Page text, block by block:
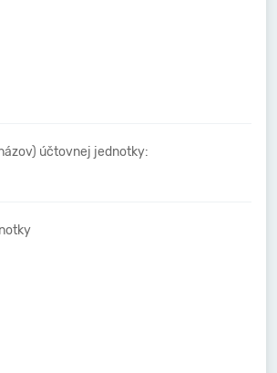
účtovnej jednotky: